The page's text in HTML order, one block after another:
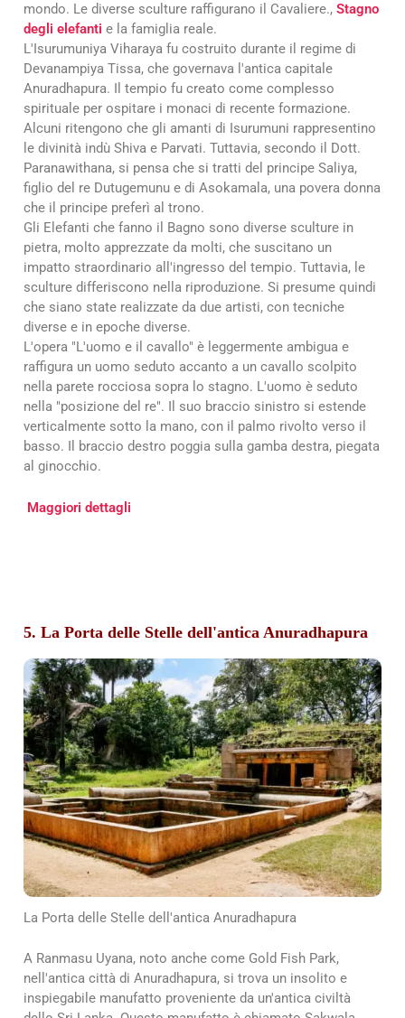
mondo. Le diverse sculture raffigurano il Cavaliere., Stagno
degli elefanti e la famiglia reale.
L'Isurumuniya Viharaya fu costruito durante il regime di
Devanampiya Tissa, che governava l'antica capitale
Anuradhapura. Il tempio fu creato come complesso
spirituale per ospitare i monaci di recente formazione.
Alcuni ritengono che gli amanti di Isurumuni rappresentino
le divinità indù Shiva e Parvati. Tuttavia, secondo il Dott.
Paranawithana, si pensa che si tratti del principe Saliya,
figlio del re Dutugemunu e di Asokamala, una povera donna
che il principe preferì al trono.
Gli Elefanti che fanno il Bagno sono diverse sculture in
pietra, molto apprezzate da molti, che suscitano un
impatto straordinario all'ingresso del tempio. Tuttavia, le
sculture differiscono nella riproduzione. Si presume quindi
che siano state realizzate da due artisti, con tecniche
diverse e in epoche diverse.
L'opera "L'uomo e il cavallo" è leggermente ambigua e
raffigura un uomo seduto accanto a un cavallo scolpito
nella parete rocciosa sopra lo stagno. L'uomo è seduto
nella "posizione del re". Il suo braccio sinistro si estende
verticalmente sotto la mano, con il palmo rivolto verso il
basso. Il braccio destro poggia sulla gamba destra, piegata
al ginocchio.
Maggiori dettagli
5. La Porta delle Stelle dell'antica Anuradhapura
La Porta delle Stelle dell'antica Anuradhapura
A Ranmasu Uyana, noto anche come Gold Fish Park,
nell'antica città di Anuradhapura, si trova un insolito e
inspiegabile manufatto proveniente da un'antica civiltà